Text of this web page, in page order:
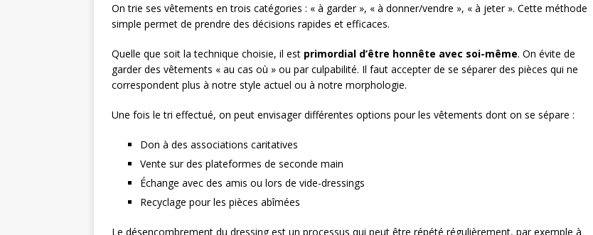
On trie ses vêtements en trois catégories : « à garder », « à donner/vendre », « à jeter ». Cette méthode
simple permet de prendre des décisions rapides et efficaces.
Quelle que soit la technique choisie, il est primordial d’être honnête avec soi-même. On évite de
garder des vêtements « au cas où » ou par culpabilité. Il faut accepter de se séparer des pièces qui ne
correspondent plus à notre style actuel ou à notre morphologie.
Une fois le tri effectué, on peut envisager différentes options pour les vêtements dont on se sépare :
Don à des associations caritatives
Vente sur des plateformes de seconde main
Échange avec des amis ou lors de vide-dressings
Recyclage pour les pièces abîmées
Le désencombrement du dressing est un processus qui peut être répété régulièrement, par exemple à